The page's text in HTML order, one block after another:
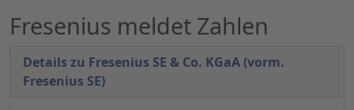
Fresenius meldet Zahlen
Details zu Fresenius SE & Co. KGaA (vorm.
Fresenius SE)